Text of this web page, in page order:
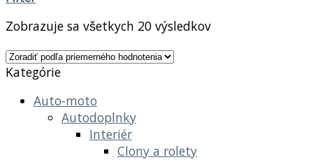
Zobrazuje sa všetkych 20 výsledkov
Kategórie
Auto-moto
Autodoplnky
Interiér
Clony a rolety